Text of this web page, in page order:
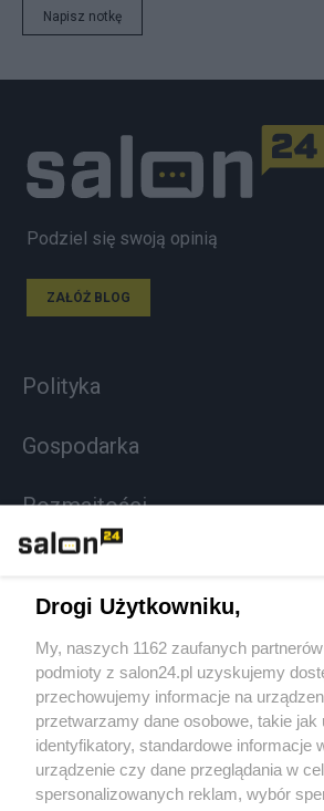
Napisz notkę
Podziel się swoją opinią
ZAŁÓŻ BLOG
Polityka
Gospodarka
Rozmaitości
Sport
Społeczeństwo
Kultura
Drogi Użytkowniku,
My, naszych 1162 zaufanych
podmioty z salon24.pl uzyskujemy
przechowujemy informacje na
przetwarzamy dane osobowe, takie jak
identyfikatory, standardowe informacje
urządzenie czy dane przeglądania w
spersonalizowanych reklam, wybór